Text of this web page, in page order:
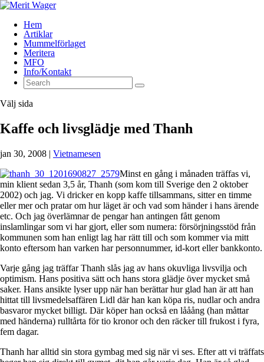
Hem
Artiklar
Mummelförlaget
Meritera
MFO
Info/Kontakt
Välj sida
Kaffe och livsglädje med Thanh
jan 30, 2008 | Vietnamesen
Minst en gång i månaden träffas vi,
min klient sedan 3,5 år, Thanh (som kom till Sverige den 2 oktober
2002) och jag. Vi dricker en kopp kaffe tillsammans, sitter en timme
eller mer och pratar om hur läget är och vad som händer i hans ärende
etc. Och jag överlämnar de pengar han antingen fått genom
inslamlingar som vi har gjort, eller som numera: försörjningsstöd från
kommunen som han enligt lag har rätt till och som kommer via mitt
konto eftersom han varken har personnummer, id-kort eller bankkonto.
Varje gång jag träffar Thanh slås jag av hans okuvliga livsvilja och
optimism. Hans positiva sätt och hans stora glädje över mycket små
saker. Hans ansikte lyser upp när han berättar hur glad han är att han
hittat till livsmedelsaffären Lidl där han kan köpa ris, nudlar och andra
basvaror mycket billigt. Där köper han också en lååång (han måttar
med händerna) rulltårta för tio kronor och den räcker till frukost i fyra,
fem dagar.
Thanh har alltid sin stora gymbag med sig när vi ses. Efter att vi träffats